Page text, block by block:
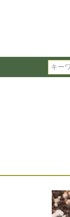
検索
選
タ